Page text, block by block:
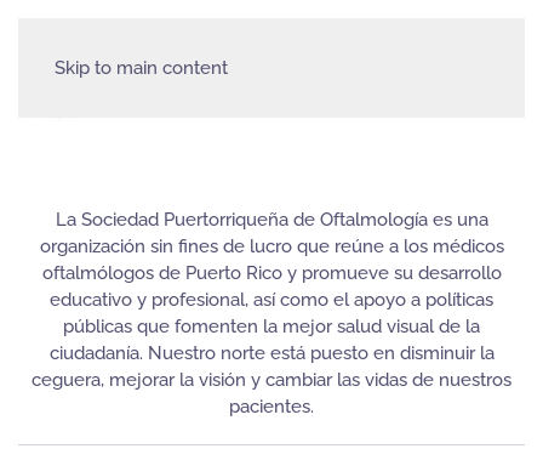
Skip to main content
La Sociedad Puertorriqueña de Oftalmología es una
organización sin fines de lucro que reúne a los médicos
oftalmólogos de Puerto Rico y promueve su desarrollo
educativo y profesional, así como el apoyo a políticas
públicas que fomenten la mejor salud visual de la
ciudadanía. Nuestro norte está puesto en disminuir la
ceguera, mejorar la visión y cambiar las vidas de nuestros
pacientes.